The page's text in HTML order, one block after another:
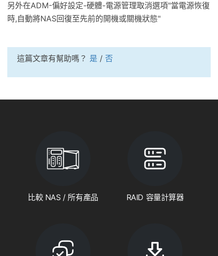
另外在ADM-偏好設定-硬體-電源管理取消選項"當電源恢復
時,自動將NAS回復至先前的開機或關機狀態"
這篇文章有幫助嗎？ 是 / 否
比較 NAS / 所有產品 RAID 容量計算器